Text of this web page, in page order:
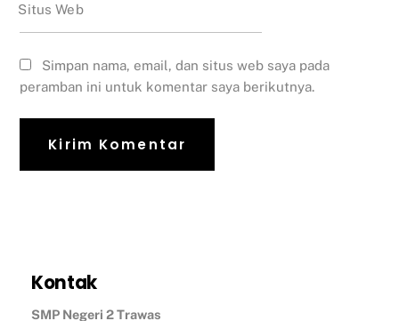
Situs Web
Simpan nama, email, dan situs web saya pada
peramban ini untuk komentar saya berikutnya.
Kontak
SMP Negeri 2 Trawas